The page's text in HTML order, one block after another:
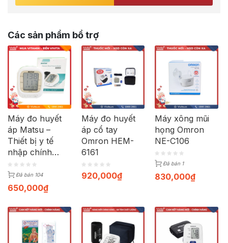
Các sản phẩm bổ trợ
Máy đo huyết
áp Matsu –
Thiết bị y tế
nhập chính
hãng từ Nhật
Đã bán 104
650,000₫
Máy đo huyết
áp cổ tay
Omron HEM-
6161
920,000₫
Máy xông mũi
họng Omron
NE-C106
Đã bán 1
830,000₫